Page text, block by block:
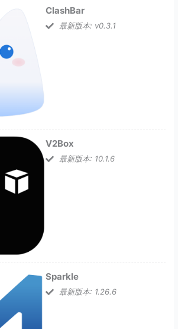
ClashBar
最新版本: v0.3.1
V2Box
最新版本: 10.1.6
Sparkle
最新版本: 1.26.6